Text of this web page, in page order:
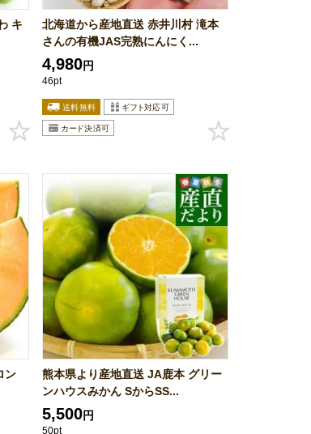
キ
北海道から産地直送 赤井川村 滝本
さんの有機JAS完熟にんにく...
4,980円
46pt
ン
熊本県より産地直送 JA鹿本 グリー
ンハウスみかん SからSS...
5,500円
50pt